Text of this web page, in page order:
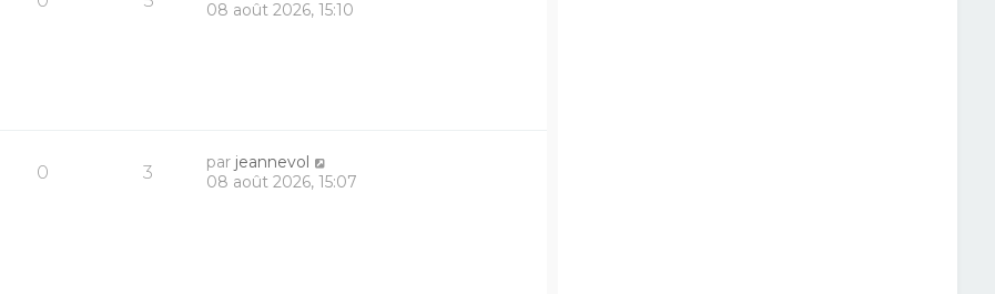
08 août 2026, 15:10
0 3 par jeannevol
08 août 2026, 15:07